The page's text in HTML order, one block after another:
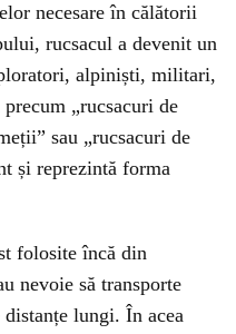
necesare în călătorii
rucsacul a devenit un
alpiniști, militari,
„rucsacuri de
sau „rucsacuri de
și reprezintă forma
folosite încă din
nevoie să transporte
lungi. În acea